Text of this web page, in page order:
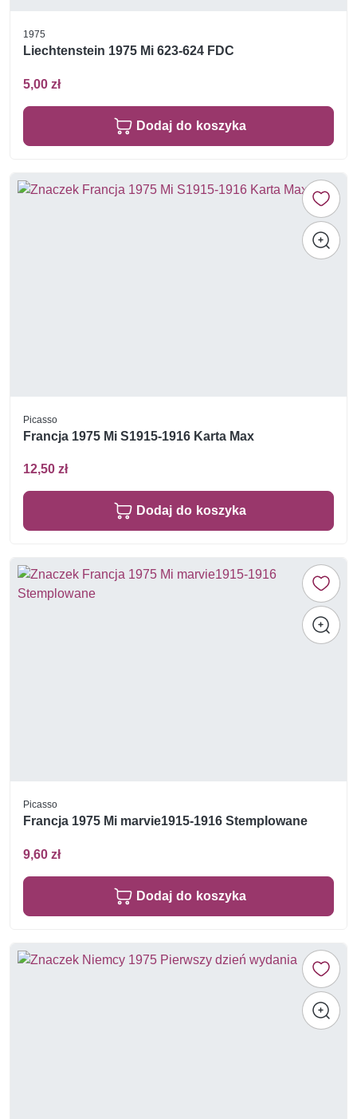
1975
Liechtenstein 1975 Mi 623-624 FDC
5,00 zł
Dodaj do koszyka
Picasso
Francja 1975 Mi S1915-1916 Karta Max
12,50 zł
Dodaj do koszyka
Picasso
Francja 1975 Mi marvie1915-1916 Stemplowane
9,60 zł
Dodaj do koszyka